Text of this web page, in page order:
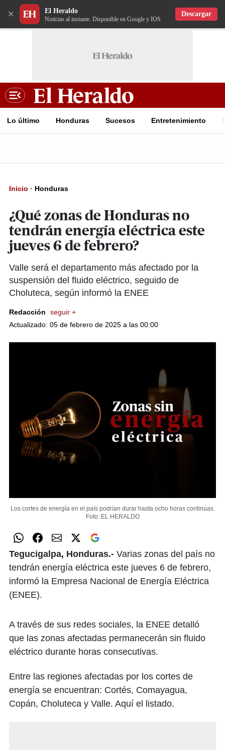
× El Heraldo
Noticias al instante. Disponible en Google y IOS
Descargar
Lo último Honduras Sucesos Entretenimiento
Inicio · Honduras
¿Qué zonas de Honduras no
tendrán energía eléctrica este
jueves 6 de febrero?
Valle será el departamento más afectado por la
suspensión del fluido eléctrico, seguido de
Choluteca, según informó la ENEE
Redacción
seguir +
Actualizado: 05 de febrero de 2025 a las 00:00
Los cortes de energía en el país podrían durar hasta ocho horas continúas.
Foto: EL HERALDO
Tegucigalpa, Honduras.- Varias zonas del país no
tendrán energía eléctrica este jueves 6 de febrero,
informó la Empresa Nacional de Energía Eléctrica
(ENEE).
A través de sus redes sociales, la ENEE detalló
que las zonas afectadas permanecerán sin fluido
eléctrico durante horas consecutivas.
Entre las regiones afectadas por los cortes de
energía se encuentran: Cortés, Comayagua,
Copán, Choluteca y Valle. Aquí el listado.